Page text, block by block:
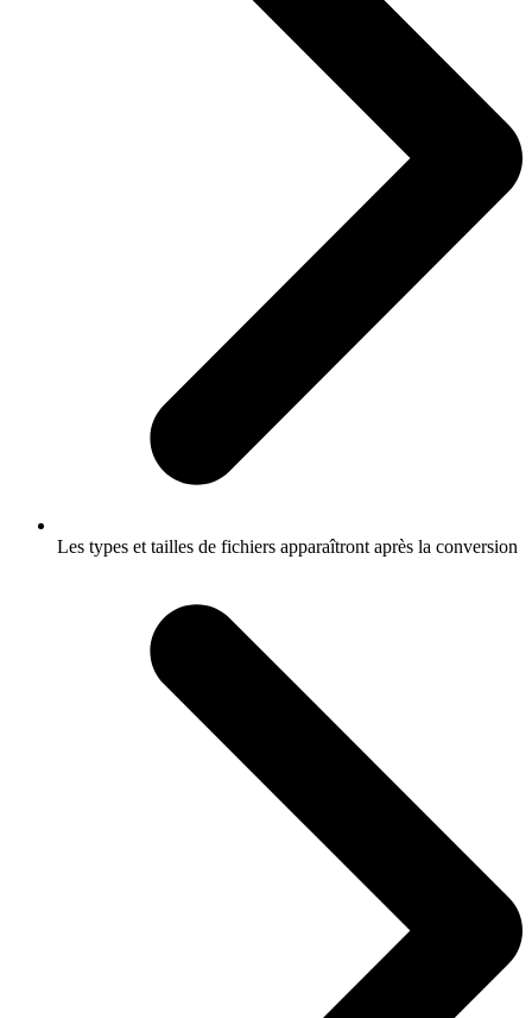
Les types et tailles de fichiers apparaîtront après la conversion